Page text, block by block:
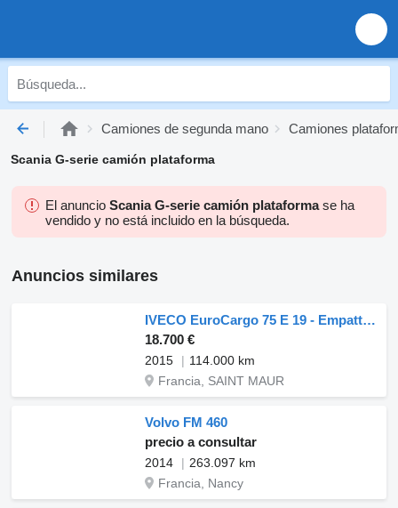
Camiones de segunda mano Camiones
Scania G-serie camión plataforma
El anuncio Scania G-serie camión plataformase ha
vendido y no está incluido en la búsqueda.
Anuncios similares
IVECO EuroCargo 75 E 19 - Empattement 3m33
18.700 €
2015
114.000 km
Francia, SAINT MAUR
Volvo FM 460
precio a consultar
2014
263.097 km
Francia, Nancy